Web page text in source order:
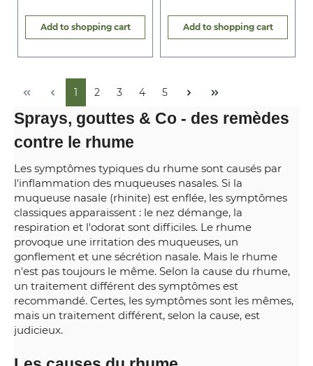
Add to shopping cart Add to shopping cart
1 2 3 4 5
Sprays, gouttes & Co - des remèdes
contre le rhume
Les symptômes typiques du rhume sont causés par
l'inflammation des muqueuses nasales. Si la
muqueuse nasale (rhinite) est enflée, les symptômes
classiques apparaissent : le nez démange, la
respiration et l'odorat sont difficiles. Le rhume
provoque une irritation des muqueuses, un
gonflement et une sécrétion nasale. Mais le rhume
n'est pas toujours le même. Selon la cause du rhume,
un traitement différent des symptômes est
recommandé. Certes, les symptômes sont les mêmes,
mais un traitement différent, selon la cause, est
judicieux.